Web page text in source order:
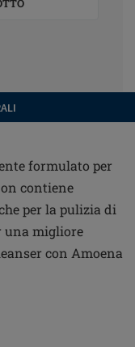
formulato per
contiene
per la pulizia di
una migliore
con Amoena